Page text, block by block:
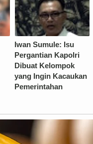
Iwan Sumule: Isu
Pergantian Kapolri
Dibuat Kelompok
yang Ingin Kacaukan
Pemerintahan